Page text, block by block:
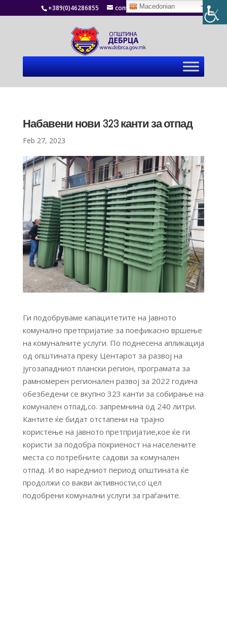
+389(0)46286855 contact@debrca.gov.mk
Набавени нови 323 канти за отпад
Feb 27, 2023
Ги подобруваме капацитетите на Јавното
комунално претпријатие за поефикасно вршење
на комуналните услуги. По поднесена апликација
од општината преку Центарот за развој на
југозападниот плански регион, програмата за
рамномерен регионален развој за 2022 година
обезбедени се вкупно 323 канти за собирање на
комунален отпад,со. запремнина од 240 литри.
Кантите ќе бидат отстапени на трајно
користење на јавното претпријатие,кое ќе ги
користи за подобра покриеност на населените
места со потребните садови за комунален
отпад. И во наредниот период општината ќе
продолжи со вакви активности,со цел
подобрени комунални услуги за граѓаните.
Macedonian